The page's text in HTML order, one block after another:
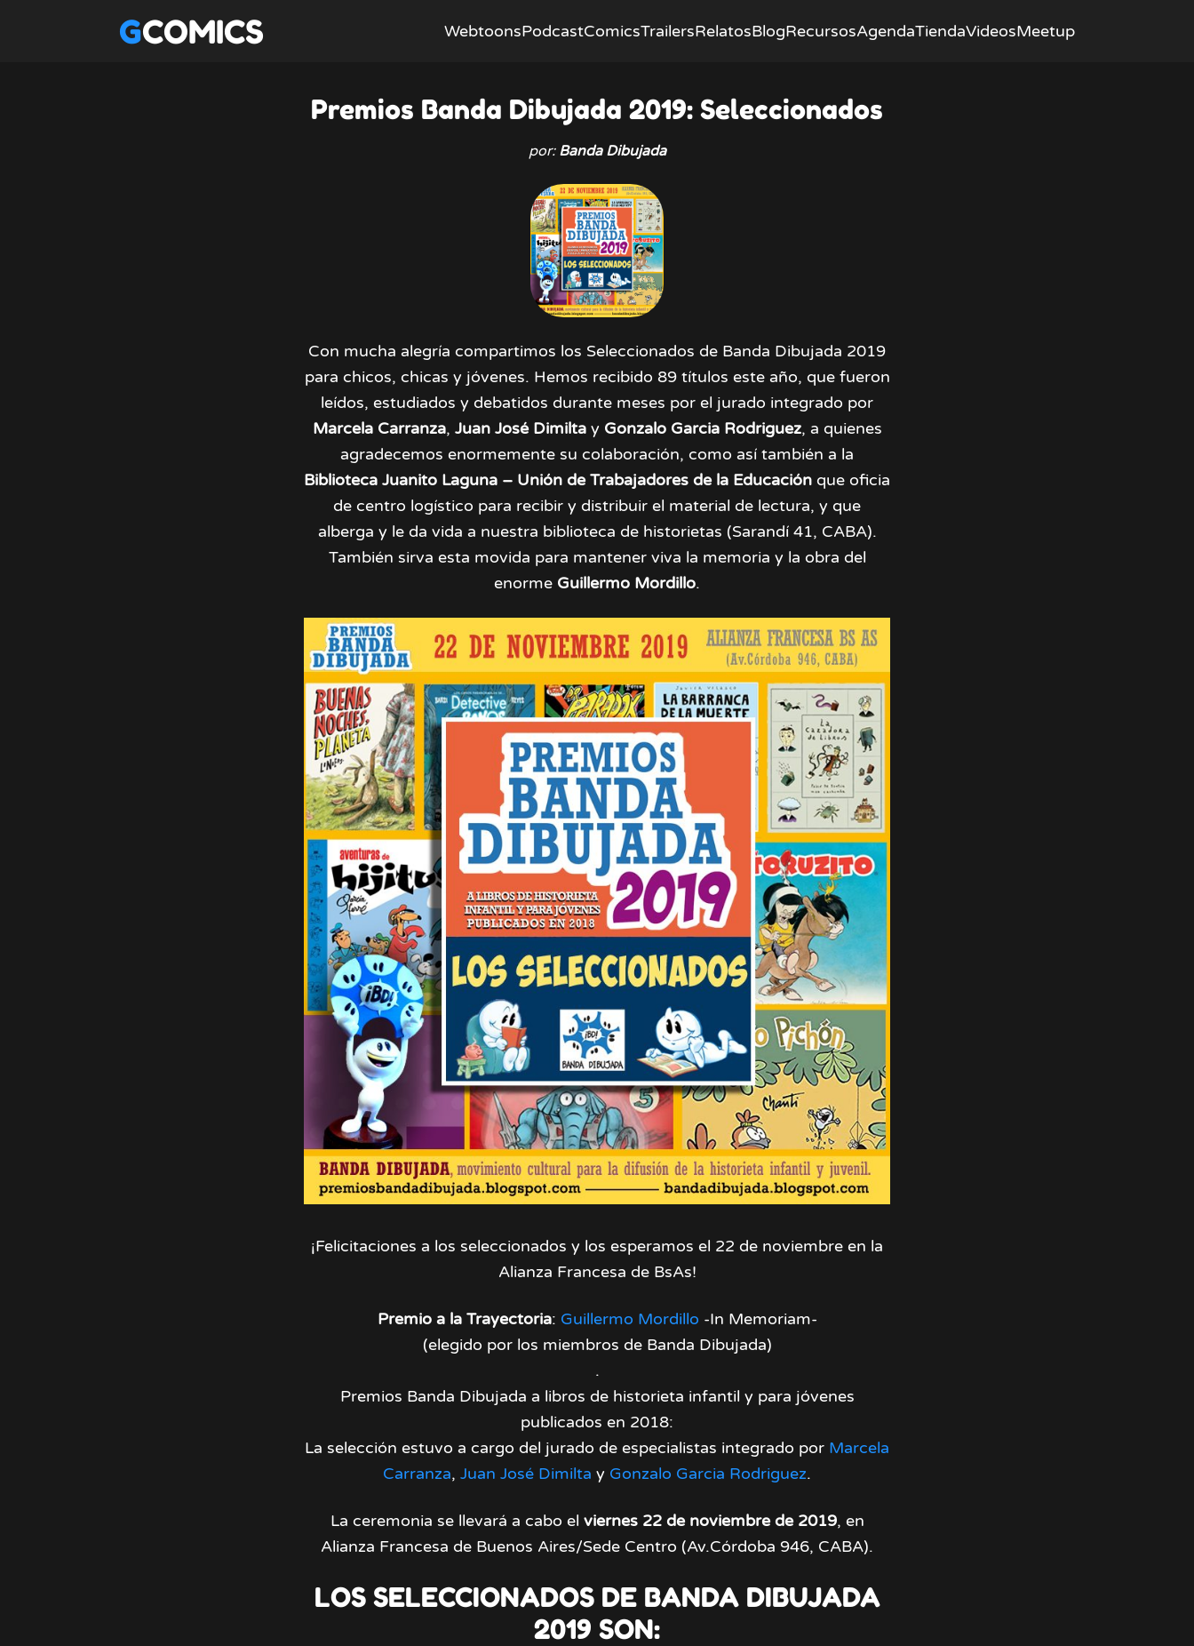
GCOMICS WebtoonsPodcastComicsTrailersRelatosBlogRecursosAgendaTiendaVideosMeetup
Premios Banda Dibujada 2019: Seleccionados
por: Banda Dibujada
Con mucha alegría compartimos los Seleccionados de Banda Dibujada 2019
para chicos, chicas y jóvenes. Hemos recibido 89 títulos este año, que fueron
leídos, estudiados y debatidos durante meses por el jurado integrado por
Marcela Carranza, Juan José Dimiltay Gonzalo Garcia Rodriguez, a quienes
agradecemos enormemente su colaboración, como así también a la
Biblioteca Juanito Laguna – Unión de Trabajadores de la Educación que oficia
de centro logístico para recibir y distribuir el material de lectura, y que
alberga y le da vida a nuestra biblioteca de historietas (Sarandí 41, CABA).
También sirva esta movida para mantener viva la memoria y la obra del
enorme Guillermo Mordillo.
¡Felicitaciones a los seleccionados y los esperamos el 22 de noviembre en la
Alianza Francesa de BsAs!
Premio a la Trayectoria: Guillermo Mordillo -In Memoriam-
(elegido por los miembros de Banda Dibujada)
.
Premios Banda Dibujada a libros de historieta infantil y para jóvenes
publicados en 2018:
La selección estuvo a cargo del jurado de especialistas integrado por Marcela
Carranza, Juan José Dimilta y Gonzalo Garcia Rodriguez.
La ceremonia se llevará a cabo el viernes 22 de noviembre de 2019, en
Alianza Francesa de Buenos Aires/Sede Centro (Av.Córdoba 946, CABA).
LOS SELECCIONADOS DE BANDA DIBUJADA
2019 SON: